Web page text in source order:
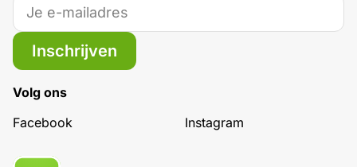
Inschrijven
Volg ons
Facebook
Instagram